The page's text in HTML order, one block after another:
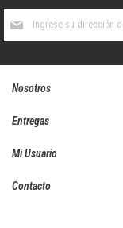
boletín
Nosotros
Entregas
Mi Usuario
Contacto